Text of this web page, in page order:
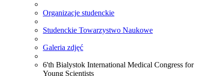
Organizacje studenckie
Studenckie Towarzystwo Naukowe
Galeria zdjęć
6'th Bialystok International Medical Congress for
Young Scientists